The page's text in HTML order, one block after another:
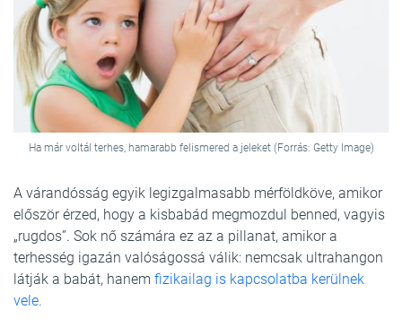
Ha már voltál terhes, hamarabb felismered a jeleket (Forrás: Getty Image)
A várandósság egyik legizgalmasabb mérföldköve, amikor
először érzed, hogy a kisbabád megmozdul benned, vagyis
„rugdos”. Sok nő számára ez az a pillanat, amikor a
terhesség igazán valóságossá válik: nemcsak ultrahangon
látják a babát, hanem fizikailag is kapcsolatba kerülnek
vele.